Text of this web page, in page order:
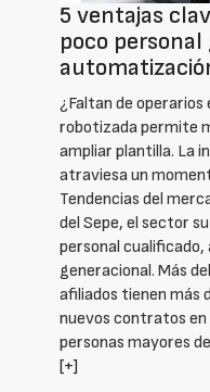
5 ventajas
poco personal
¿Faltan de
robotizada permite
ampliar plantilla. La
atraviesa un
Tendencias del
del Sepe, el sector
personal
generacional. Más
afiliados tienen más
nuevos contratos en
personas mayores
[+]